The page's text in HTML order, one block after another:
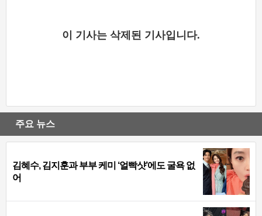
이 기사는 삭제된 기사입니다.
주요 뉴스
김혜수, 김지훈과 부부 케미 ‘얼빡샷’에도 굴욕 없
어